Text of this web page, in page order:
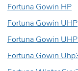
Fortuna Gowin HP
Fortuna Gowin UHP
Fortuna Gowin
Fortuna Gowin